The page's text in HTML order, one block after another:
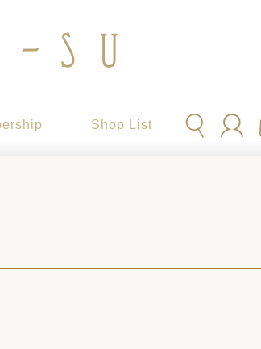
Shop List